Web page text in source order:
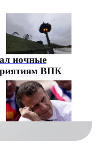
ночные
ВПК